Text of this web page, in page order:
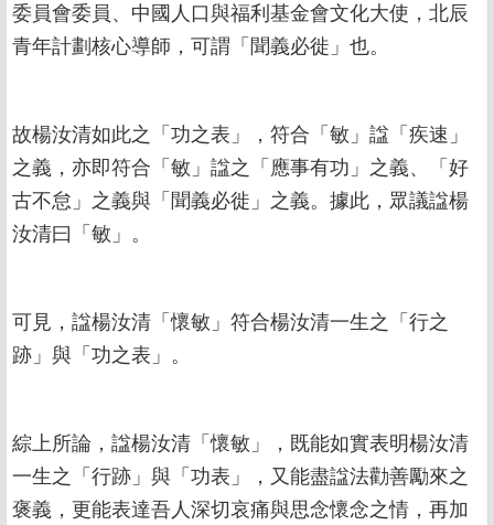
委員會委員、中國人口與福利基金會文化大使，北辰
青年計劃核心導師，可謂「聞義必徙」也。
故楊汝清如此之「功之表」，符合「敏」諡「疾速」
之義，亦即符合「敏」諡之「應事有功」之義、「好
古不怠」之義與「聞義必徙」之義。據此，眾議諡楊
汝清曰「敏」。
可見，諡楊汝清「懷敏」符合楊汝清一生之「行之
跡」與「功之表」。
綜上所論，諡楊汝清「懷敏」，既能如實表明楊汝清
一生之「行跡」與「功表」，又能盡諡法勸善勵來之
褒義，更能表達吾人深切哀痛與思念懷念之情，再加